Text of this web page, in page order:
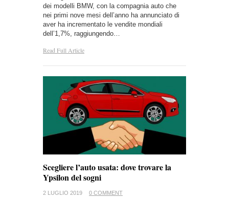
dei modelli BMW, con la compagnia auto che
nei primi nove mesi dell’anno ha annunciato di
aver ha incrementato le vendite mondiali
dell’1,7%, raggiungendo…
Read Full Article
Scegliere l’auto usata: dove trovare la
Ypsilon del sogni
2 LUGLIO 2019 0 COMMENT